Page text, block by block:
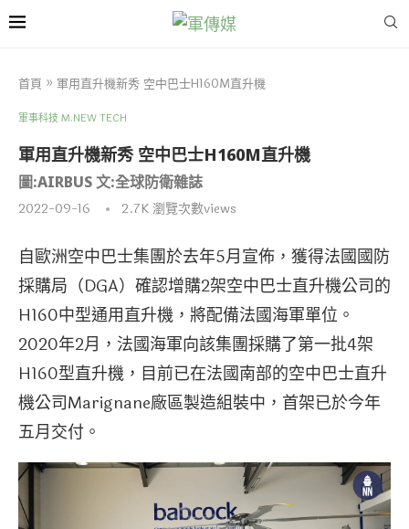
首頁 » 軍用直升機新秀 空中巴士H160M直升機
軍事科技 M.NEW TECH
軍用直升機新秀 空中巴士H160M直升機
圖:AIRBUS 文:全球防衛雜誌
2022-09-16 2.7K瀏覽次數views
自歐洲空中巴士集團於去年5月宣佈，獲得法國國防
採購局（DGA）確認增購2架空中巴士直升機公司的
H160中型通用直升機，將配備法國海軍單位。
2020年2月，法國海軍向該集團採購了第一批4架
H160型直升機，目前已在法國南部的空中巴士直升
機公司Marignane廠區製造組裝中，首架已於今年
五月交付。